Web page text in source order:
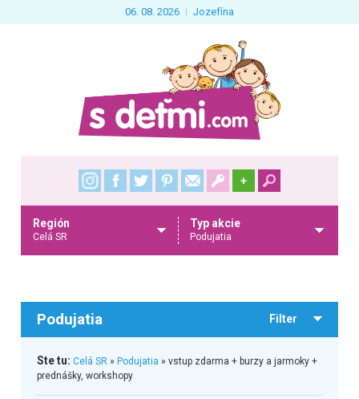
06. 08. 2026 Jozefína
+
Región
Celá SR
Typ akcie
Podujatia
Podujatia Filter
Ste tu: Celá SR» Podujatia » vstup zdarma + burzy a jarmoky +
prednášky, workshopy